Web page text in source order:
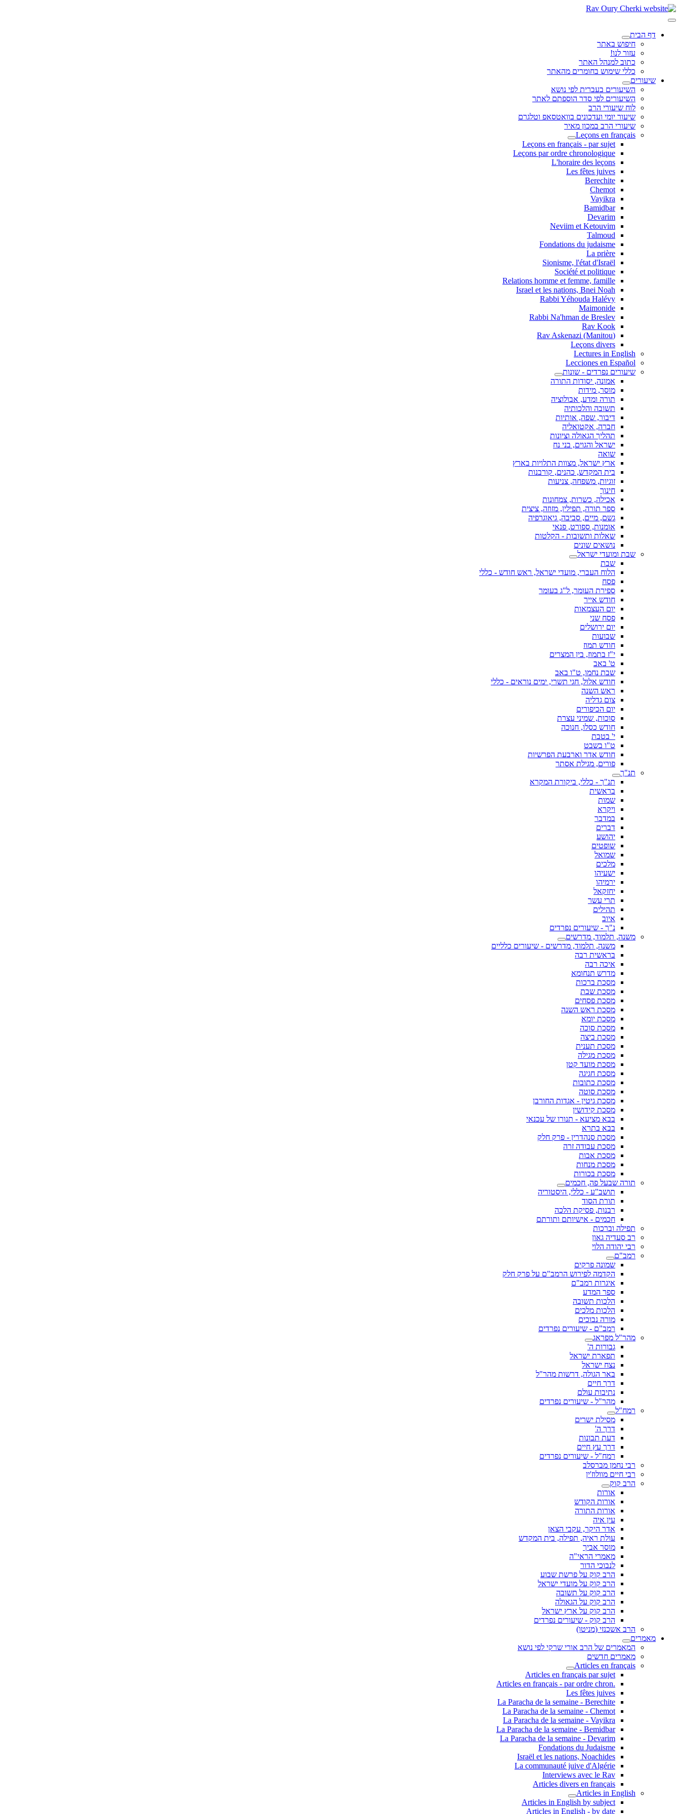
דף הבית
חיפוש באתר
עזור לנו!
כתוב למנהל האתר
כללי שימוש בחומרים מהאתר
שיעורים
השיעורים בעברית לפי נושא
השיעורים לפי סדר הוספתם לאתר
לוח שיעורי הרב
שיעור יומי ועדכונים בוואטסאפ וטלגרם
שיעורי הרב במכון מאיר
Leçons en français
Leçons en français - par sujet
Leçons par ordre chronologique
L'horaire des leçons
Les fêtes juives
Berechite
Chemot
Vayikra
Bamidbar
Devarim
Neviim et Ketouvim
Talmoud
Fondations du judaisme
La prière
Sionisme, l'état d'Israël
Société et politique
Relations homme et femme, famille
Israel et les nations, Bnei Noah
Rabbi Yéhouda Halévy
Maimonide
Rabbi Na'hman de Breslev
Rav Kook
(Rav Askenazi (Manitou
Leçons divers
Lectures in English
Lecciones en Español
שיעורים נפרדים - שונות
אמונה, יסודות התורה
מוסר, מידות
תורה ומדע, אבולוציה
תשובה והלכותיה
דיבור, שפה, אותיות
חברה, אקטואליה
תהליך הגאולה וציונות
ישראל והגוים, בני נח
שואה
ארץ ישראל, מצוות התלויות בארץ
בית המקדש, כהנים, קורבנות
זוגיות, משפחה, צניעות
חינוך
אכילה, כשרות, צמחונות
ספר תורה, תפילין, מזוזה, ציצית
גשם, מיים, סביבה, גיאוגרפיה
אומנות, ספורט, פנאי
שאלות ותשובות - הקלטות
נושאים שונים
שבת ומועדי ישראל
שבת
הלוח העברי, מועדי ישראל, ראש חודש - כללי
פסח
ספירת העומר, ל"ג בעומר
חודש אייר
יום העצמאות
פסח שני
יום ירושלים
שבועות
חודש תמוז
י"ז בתמוז, בין המצרים
ט' באב
שבת נחמו, ט"ו באב
חודש אלול, חגי תשרי, ימים נוראים - כללי
ראש השנה
צום גדליה
יום הכיפורים
סוכות, שמיני עצרת
חודש כסלו, חנוכה
י' בטבת
ט"ו בשבט
חודש אדר וארבעת הפרשיות
פורים, מגילת אסתר
תנ"ך
תנ"ך - כללי, ביקורת המקרא
בראשית
שמות
ויקרא
במדבר
דברים
יהושע
שופטים
שמואל
מלכים
ישעיהו
ירמיהו
יחזקאל
תרי עשר
תהילים
איוב
נ"ך - שיעורים נפרדים
משנה, תלמוד, מדרשים
משנה, תלמוד, מדרשים - שיעורים כלליים
בראשית רבה
איכה רבה
מדרש תנחומא
מסכת ברכות
מסכת שבת
מסכת פסחים
מסכת ראש השנה
מסכת יומא
מסכת סוכה
מסכת ביצה
מסכת תענית
מסכת מגילה
מסכת מועד קטן
מסכת חגיגה
מסכת כתובות
מסכת סוטה
מסכת גיטין - אגדות החורבן
מסכת קידושין
בבא מציעא - תנורו של עכנאי
בבא בתרא
מסכת סנהדרין - פרק חלק
מסכת עבודה זרה
מסכת אבות
מסכת מנחות
מסכת בכורות
תורה שבעל פה, חכמים
תושב"ע - כללי, היסטוריה
תורת הסוד
רבנות, פסיקת הלכה
חכמים - אישיותם ותורתם
תפילה וברכות
רב סעדיה גאון
רבי יהודה הלוי
רמב"ם
שמונה פרקים
הקדמה לפירוש הרמב"ם על פרק חלק
איגרות רמב"ם
ספר המדע
הלכות תשובה
הלכות מלכים
מורה נבוכים
רמב"ם - שיעורים נפרדים
מהר"ל מפראג
גבורות ה'
תפארת ישראל
נצח ישראל
באר הגולה, דרשות מהר"ל
דרך חיים
נתיבות עולם
מהר"ל - שיעורים נפרדים
רמח"ל
מסילת ישרים
דרך ה'
דעת תבונות
דרך עץ חיים
רמח"ל - שיעורים נפרדים
רבי נחמן מברסלב
רבי חיים מוולוז'ין
הרב קוק
אורות
אורות הקודש
אורות התורה
עין איה
אדר היקר, עקבי הצאן
עולת ראיה, תפילה, בית המקדש
מוסר אביך
מאמרי הראי"ה
לנבוכי הדור
הרב קוק על פרשת שבוע
הרב קוק על מועדי ישראל
הרב קוק על תשובה
הרב קוק על הגאולה
הרב קוק על ארץ ישראל
הרב קוק - שיעורים נפרדים
הרב אשכנזי (מניטו)
מאמרים
המאמרים של הרב אורי שרקי לפי נושא
מאמרים חדשים
Articles en français
Articles en français par sujet
.Articles en français - par ordre chron
Les fêtes juives
La Paracha de la semaine - Berechite
La Paracha de la semaine - Chemot
La Paracha de la semaine - Vayikra
La Paracha de la semaine - Bemidbar
La Paracha de la semaine - Devarim
Fondations du Judaisme
Israël et les nations, Noachides
La communauté juive d'Algérie
Interviews avec le Rav
Articles divers en français
Articles in English
Articles in English by subject
Articles in English - by date